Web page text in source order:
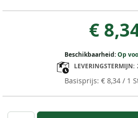
€
€ 8,34/ 1
Beschikbaarheid:Op
LEVERINGSTERMIJN: